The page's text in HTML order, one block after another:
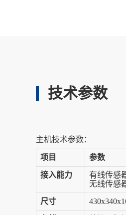
技术参数
主机技术参数：
项目 参数
接入能力
有线传感
无线传感
尺寸